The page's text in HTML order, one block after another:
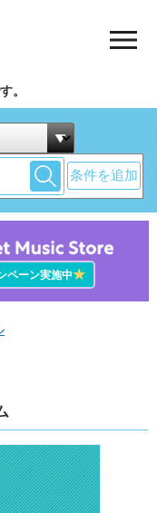
。
条件を追加
ペーン実施中★